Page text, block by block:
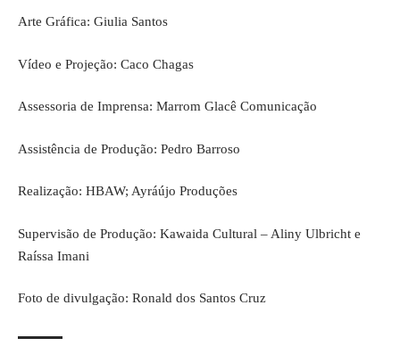
Arte Gráfica: Giulia Santos
Vídeo e Projeção: Caco Chagas
Assessoria de Imprensa: Marrom Glacê Comunicação
Assistência de Produção: Pedro Barroso
Realização: HBAW; Ayráújo Produções
Supervisão de Produção: Kawaida Cultural – Aliny Ulbricht e
Raíssa Imani
Foto de divulgação: Ronald dos Santos Cruz